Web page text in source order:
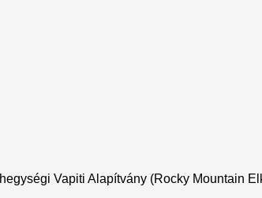
Vapiti Alapítvány (Rocky Mountain